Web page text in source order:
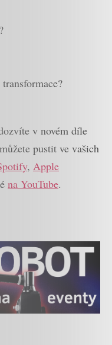
v novém díle
pustit ve vašich
, Apple
na YouTube.